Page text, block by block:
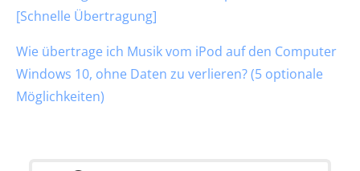
[Schnelle Übertragung]
Wie übertrage ich Musik vom iPod auf den Computer
Windows 10, ohne Daten zu verlieren? (5 optionale
Möglichkeiten)